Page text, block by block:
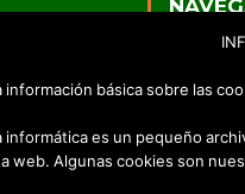
manchega
información básica sobre las
informática es un pequeño
web. Algunas cookies son